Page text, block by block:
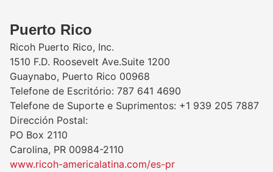
Puerto Rico
Ricoh Puerto Rico, Inc.
1510 F.D. Roosevelt Ave.Suite 1200
Guaynabo, Puerto Rico 00968
Telefone de Escritório: 787 641 4690
Telefone de Suporte e Suprimentos: +1 939 205 7887
Dirección Postal:
PO Box 2110
Carolina, PR 00984-2110
www.ricoh-americalatina.com/es-pr